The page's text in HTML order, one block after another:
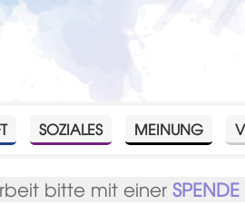
SOZIALES MEINUNG
bitte mit einerSPENDE